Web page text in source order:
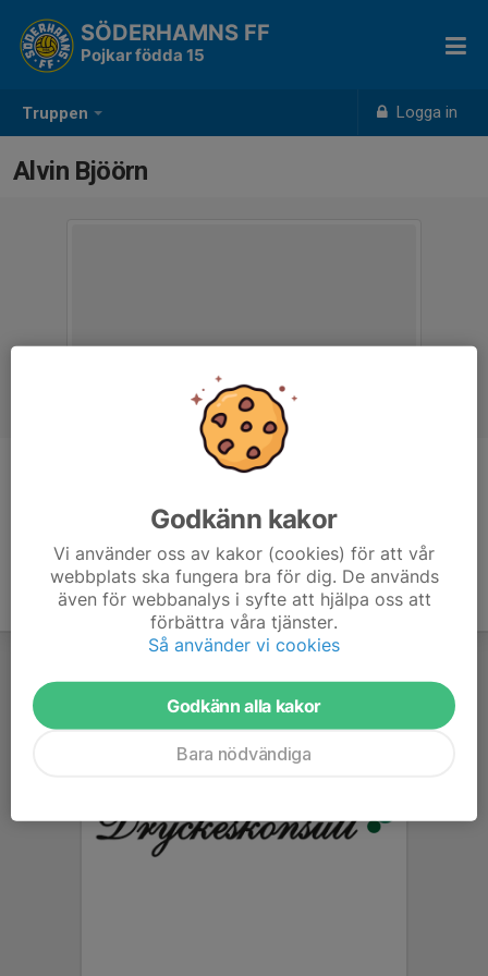
Truppen Logga in
SÖDERHAMNS FF
Pojkar födda 15
Alvin Bjöörn
Godkänn kakor
Vi använder oss av kakor (cookies) för att vår
webbplats ska fungera bra för dig. De används
även för webbanalys i syfte att hjälpa oss att
förbättra våra tjänster.
Så använder vi cookies
Godkänn alla kakor
Bara nödvändiga